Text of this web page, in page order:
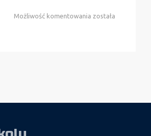
Możliwość komentowania Międzynarodowe
została